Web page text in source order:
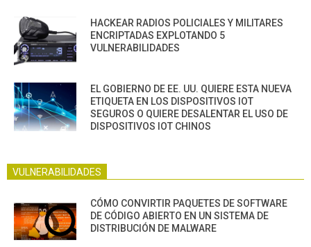
HACKEAR RADIOS POLICIALES Y MILITARES
ENCRIPTADAS EXPLOTANDO 5
VULNERABILIDADES
EL GOBIERNO DE EE. UU. QUIERE ESTA NUEVA
ETIQUETA EN LOS DISPOSITIVOS IOT
SEGUROS O QUIERE DESALENTAR EL USO DE
DISPOSITIVOS IOT CHINOS
VULNERABILIDADES
CÓMO CONVIRTIR PAQUETES DE SOFTWARE
DE CÓDIGO ABIERTO EN UN SISTEMA DE
DISTRIBUCIÓN DE MALWARE